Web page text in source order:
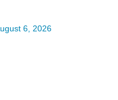
6, 2026